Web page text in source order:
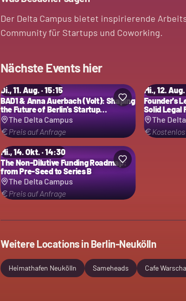
Der Delta Campus bietet inspirierende
Community für Startups und Coworking.
Nächste Events hier
Di., 11. Aug. · 15:15
BAD1 & Anna Auerbach (Volt): Shaping
the Future of Berlin's Startup
Ecosystem
The Delta Campus
Preis auf Anfrage
Mi., 12.
Founder's
Solid Legal
The
Kostenlos
Mi., 14. Okt. · 14:30
The Non-Dilutive Funding Roadmap:
from Pre-Seed to Series B
The Delta Campus
Preis auf Anfrage
Weitere Locations in Berlin-Neukölln
Heimathafen Neukölln Sameheads Cafe